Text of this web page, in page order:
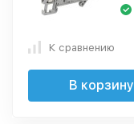
К сравнению
В корзину